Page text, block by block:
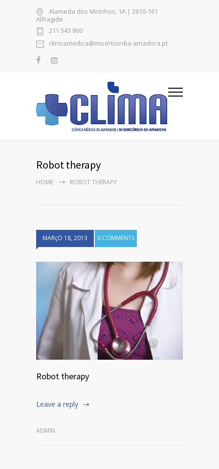
Alameda dos Moinhos, 1A | 2610-161
Alfragide
211 543 860
clinicamedica@misericordia-amadora.pt
Robot therapy
HOME ROBOT THERAPY
MARçO 18, 2013 0 COMMENTS
Robot therapy
Leave a reply
ADMIN